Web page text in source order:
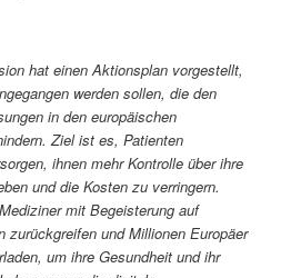
hat einen Aktionsplan vorgestellt,
werden sollen, die den
in den europäischen
Ziel ist es, Patienten
ihnen mehr Kontrolle über ihre
und die Kosten zu verringern.
mit Begeisterung auf
zurückgreifen und Millionen Europäer
um ihre Gesundheit und ihr